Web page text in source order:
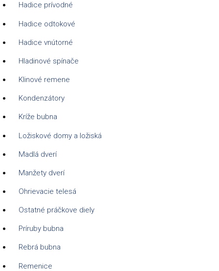
Hadice prívodné
Hadice odtokové
Hadice vnútorné
Hladinové spínače
Klinové remene
Kondenzátory
Kríže bubna
Ložiskové domy a ložiská
Madlá dverí
Manžety dverí
Ohrievacie telesá
Ostatné práčkove diely
Príruby bubna
Rebrá bubna
Remenice